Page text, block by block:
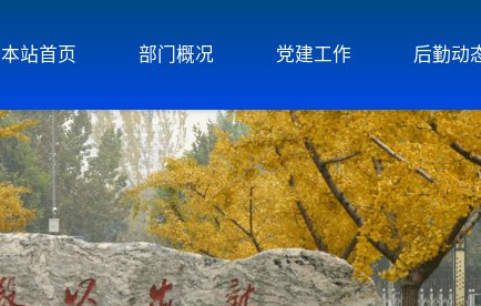
本站首页 部门概况 党建工作 后勤动